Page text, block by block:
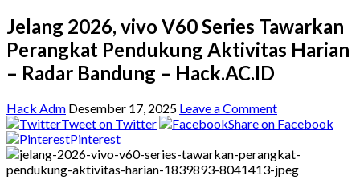
Jelang 2026, vivo V60 Series Tawarkan
Perangkat Pendukung Aktivitas Harian
– Radar Bandung – Hack.AC.ID
Hack Adm Desember 17, 2025 Leave a Comment
Tweet on Twitter
Share on Facebook
Pinterest